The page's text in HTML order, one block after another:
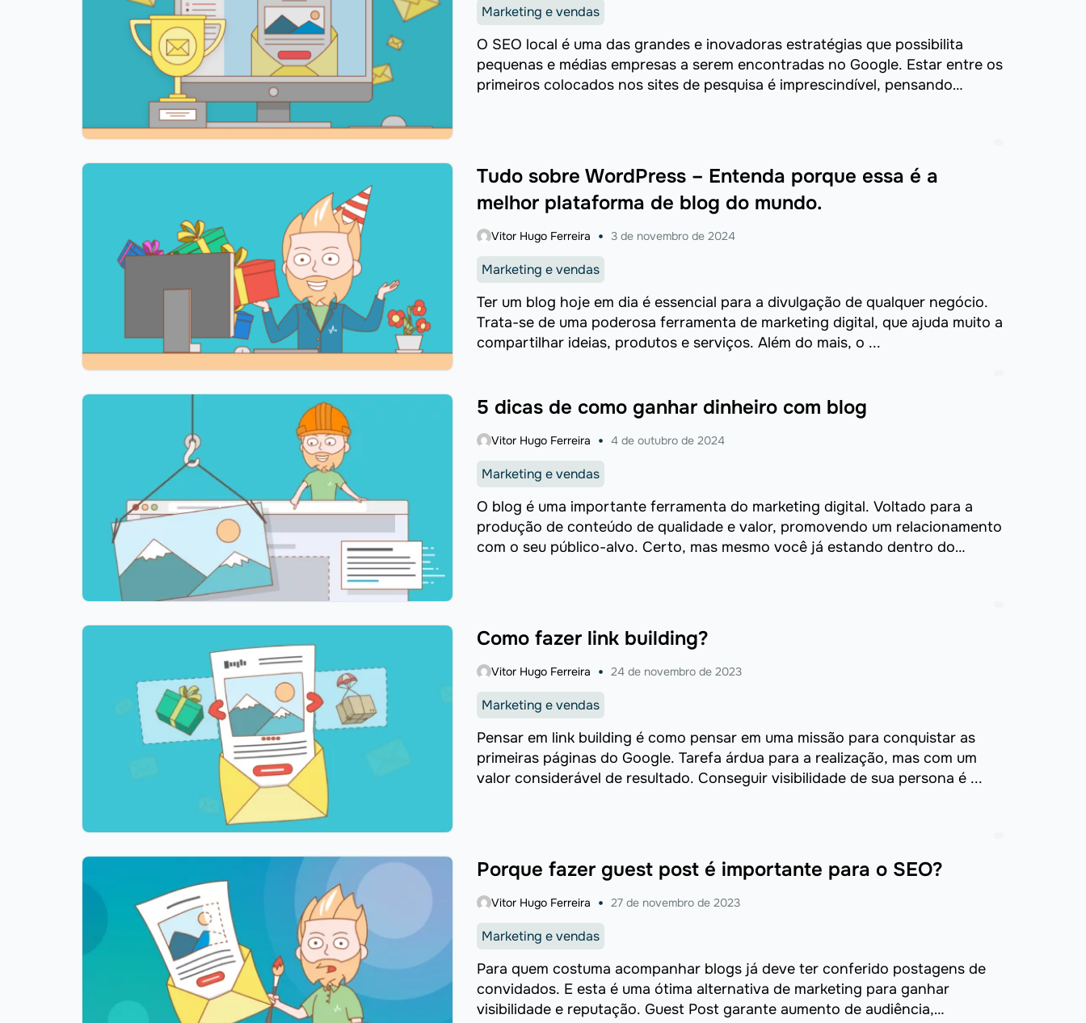
Marketing e vendas
O SEO local é uma das grandes e inovadoras estratégias que possibilita
pequenas e médias empresas a serem encontradas no Google. Estar entre os
primeiros colocados nos sites de pesquisa é imprescindível, pensando
Tudo sobre WordPress – Entenda porque essa é a
melhor plataforma de blog do mundo.
Vitor Hugo Ferreira 3 de novembro de 2024
Marketing e vendas
Ter um blog hoje em dia é essencial para a divulgação de qualquer negócio.
Trata-se de uma poderosa ferramenta de marketing digital, que ajuda muito a
compartilhar ideias, produtos e serviços. Além do mais, o ...
5 dicas de como ganhar dinheiro com blog
Vitor Hugo Ferreira 4 de outubro de 2024
Marketing e vendas
O blog é uma importante ferramenta do marketing digital. Voltado para a
produção de conteúdo de qualidade e valor, promovendo um relacionamento
com o seu público-alvo. Certo, mas mesmo você já estando dentro do
Como fazer link building?
Vitor Hugo Ferreira 24 de novembro de 2023
Marketing e vendas
Pensar em link building é como pensar em uma missão para conquistar as
primeiras páginas do Google. Tarefa árdua para a realização, mas com um
valor considerável de resultado. Conseguir visibilidade de sua persona é ...
Porque fazer guest post é importante para o SEO?
Vitor Hugo Ferreira 27 de novembro de 2023
Marketing e vendas
Para quem costuma acompanhar blogs já deve ter conferido postagens de
convidados. E esta é uma ótima alternativa de marketing para ganhar
visibilidade e reputação. Guest Post garante aumento de audiência,